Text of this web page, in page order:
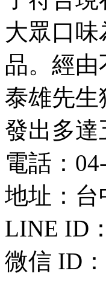
大眾口
品。經由
泰雄先
發出多
電話：
地址：台
LINE ID：
微信 ID：